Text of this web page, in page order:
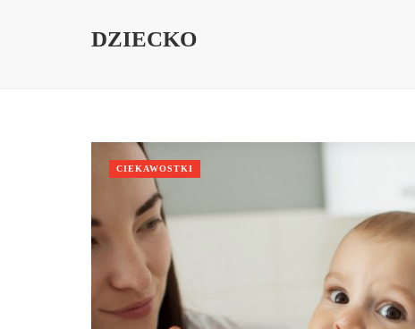
DZIECKO
CIEKAWOSTKI